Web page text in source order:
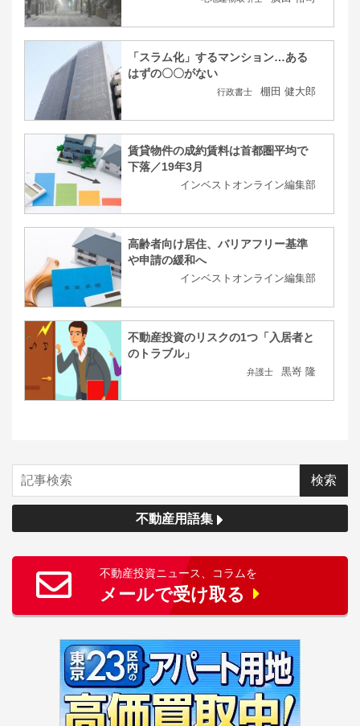
「スラム化」するマンション…ある
はずの〇〇がない
行政書士 棚田 健大郎
賃貸物件の成約賃料は首都圏平均で
下落／19年3月
インベストオンライン編集部
高齢者向け居住、バリアフリー基準
や申請の緩和へ
インベストオンライン編集部
不動産投資のリスクの1つ「入居者と
のトラブル」
弁護士 黒嵜 隆
不動産用語集
不動産投資ニュース、コラムを
メールで受け取る